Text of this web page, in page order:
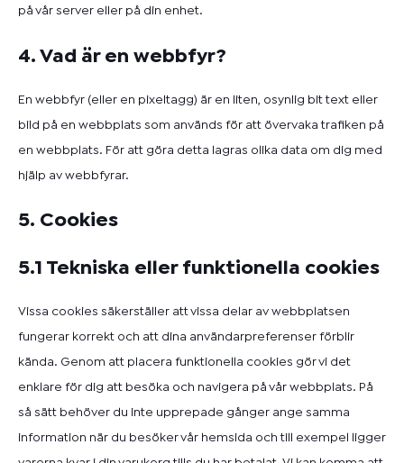
på vår server eller på din enhet.
4. Vad är en webbfyr?
En webbfyr (eller en pixeltagg) är en liten, osynlig bit text eller
bild på en webbplats som används för att övervaka trafiken på
en webbplats. För att göra detta lagras olika data om dig med
hjälp av webbfyrar.
5. Cookies
5.1 Tekniska eller funktionella cookies
Vissa cookies säkerställer att vissa delar av webbplatsen
fungerar korrekt och att dina användarpreferenser förblir
kända. Genom att placera funktionella cookies gör vi det
enklare för dig att besöka och navigera på vår webbplats. På
så sätt behöver du inte upprepade gånger ange samma
information när du besöker vår hemsida och till exempel ligger